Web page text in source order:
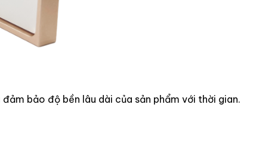
bảo độ bền lâu dài của sản phẩm với thời gian.